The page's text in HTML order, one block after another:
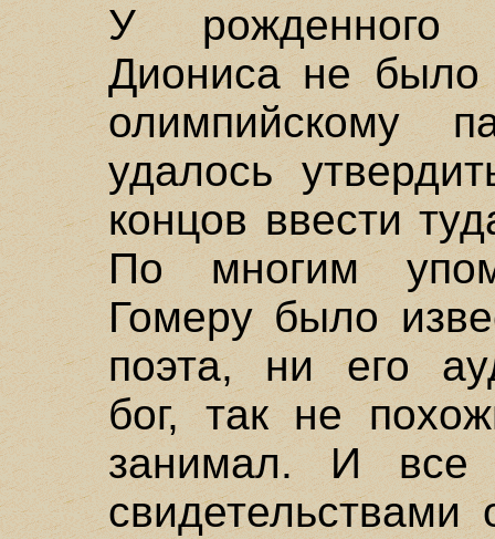
У рожденного
Диониса не было
олимпийскому
удалось
концов ввести
По многим
Гомеру было
поэта, ни его
бог, так не
занимал. И